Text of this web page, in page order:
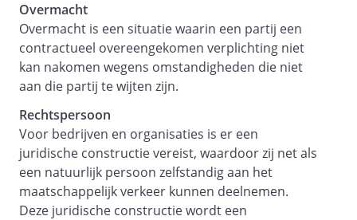
Artikel 19 - Aansprakelijkheid schade
Artikel 20 - Aansprakelijkheid
opdrachtgever
Artikel 21 - Vrijwaring
Artikel 22 - Klachtplicht
Artikel 23 - Eigendomsvoorbehoud,
opschortingsrecht en retentierecht
Artikel 24 - Intellectueel eigendom
Overmacht
Overmacht is een situatie waarin een partij een
contractueel overeengekomen verplichting niet
kan nakomen wegens omstandigheden die niet
aan die partij te wijten zijn.
Rechtspersoon
Voor bedrijven en organisaties is er een
juridische constructie vereist, waardoor zij net als
een natuurlijk persoon zelfstandig aan het
maatschappelijk verkeer kunnen deelnemen.
Deze juridische constructie wordt een